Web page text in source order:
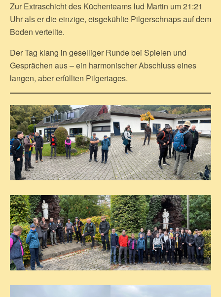
Zur Extraschicht des Küchenteams lud Martin um 21:21
Uhr als er die einzige, eisgekühlte Pilgerschnaps auf dem
Boden verteilte.
Der Tag klang in geselliger Runde bei Spielen und
Gesprächen aus – ein harmonischer Abschluss eines
langen, aber erfüllten Pilgertages.